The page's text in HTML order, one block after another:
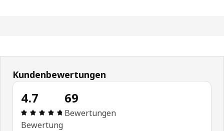
Kundenbewertungen
4.7
Bewertung: 4.7 von 5 Sterne Alle Bewertungen:
Bewertung
69
Bewertungen